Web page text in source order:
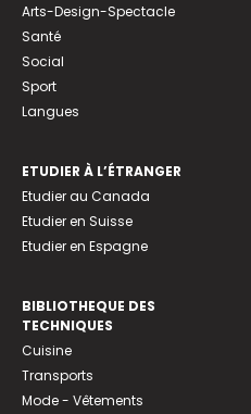
Arts-Design-Spectacle
Santé
Social
Sport
Langues
ETUDIER À L’ÉTRANGER
Etudier au Canada
Etudier en Suisse
Etudier en Espagne
BIBLIOTHEQUE DES
TECHNIQUES
Cuisine
Transports
Mode - Vêtements